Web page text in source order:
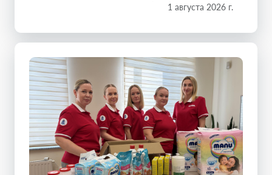
1 августа 2026 г.